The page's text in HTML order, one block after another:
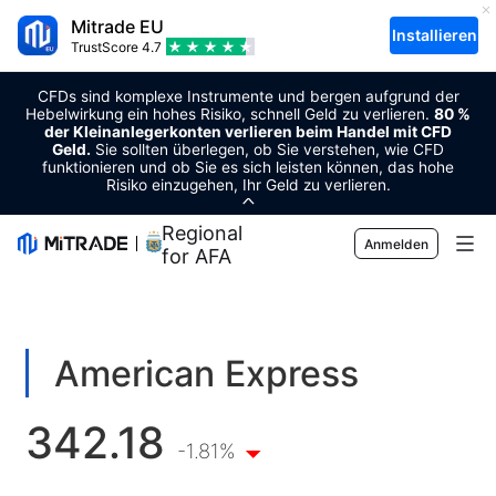
Mitrade EU
TrustScore 4.7
Installieren
CFDs sind komplexe Instrumente und bergen aufgrund der
Hebelwirkung ein hohes Risiko, schnell Geld zu verlieren. 80 %
der Kleinanlegerkonten verlieren beim Handel mit CFD
Geld. Sie sollten überlegen, ob Sie verstehen, wie CFD
funktionieren und ob Sie es sich leisten können, das hohe
Risiko einzugehen, Ihr Geld zu verlieren.
Regional Sponsor
for AFA
Anmelden
Forex
Rohstoffe
Kryptowährungen
Trading
Handelsplattform
Risikomanagement
Markt-Tools
Wirtschaftskalender
Bildung
American Express
342.18 -1.81%